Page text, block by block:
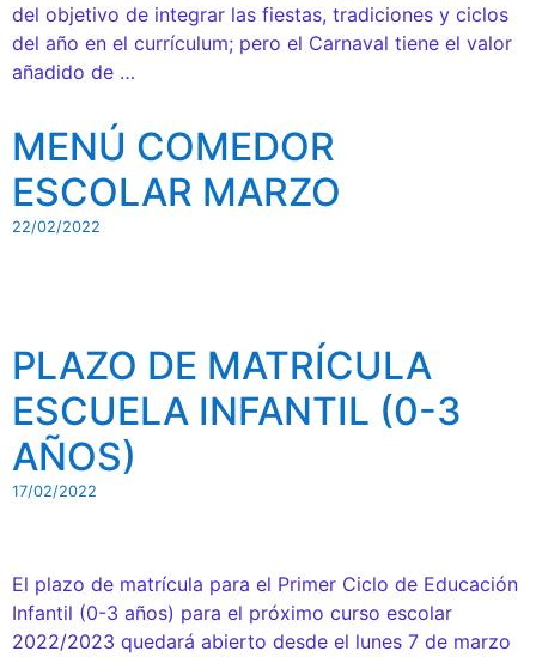
del objetivo de integrar las fiestas, tradiciones y ciclos
del año en el currículum; pero el Carnaval tiene el valor
añadido de …
MENÚ COMEDOR
ESCOLAR MARZO
22/02/2022
PLAZO DE MATRÍCULA
ESCUELA INFANTIL (0-3
AÑOS)
17/02/2022
El plazo de matrícula para el Primer Ciclo de Educación
Infantil (0-3 años) para el próximo curso escolar
2022/2023 quedará abierto desde el lunes 7 de marzo